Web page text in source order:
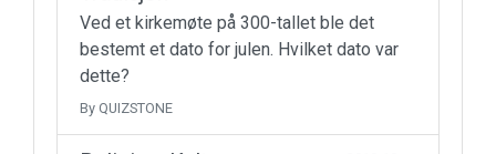
Ved et kirkemøte på 300-tallet ble det
bestemt et dato for julen. Hvilket dato var
dette?
By QUIZSTONE